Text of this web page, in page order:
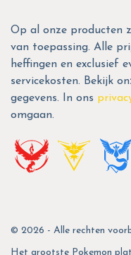
Op al onze producten
van toepassing. Alle
heffingen en exclusief
servicekosten. Bekijk
gegevens. In ons
omgaan.
© 2026 - Alle rechten
Het grootste Pokemon